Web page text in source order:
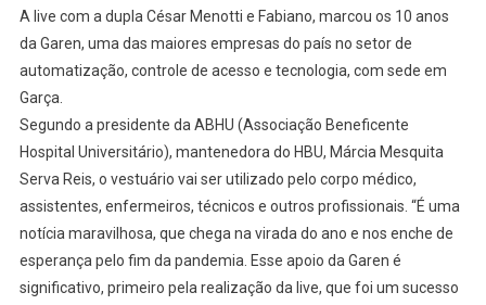
A live com a dupla César Menotti e Fabiano, marcou os 10 anos
da Garen, uma das maiores empresas do país no setor de
automatização, controle de acesso e tecnologia, com sede em
Garça.
Segundo a presidente da ABHU (Associação Beneficente
Hospital Universitário), mantenedora do HBU, Márcia Mesquita
Serva Reis, o vestuário vai ser utilizado pelo corpo médico,
assistentes, enfermeiros, técnicos e outros profissionais. “É uma
notícia maravilhosa, que chega na virada do ano e nos enche de
esperança pelo fim da pandemia. Esse apoio da Garen é
significativo, primeiro pela realização da live, que foi um sucesso